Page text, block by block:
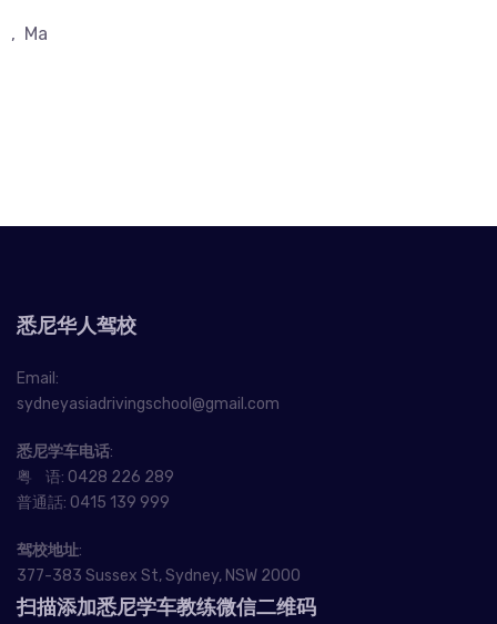
, Ma
悉尼华人驾校
Email:
sydneyasiadrivingschool@gmail.com
悉尼学车电话:
粤 语: 0428 226 289
普通話: 0415 139 999
驾校地址:
377-383 Sussex St, Sydney, NSW 2000
扫描添加悉尼学车教练微信二维码